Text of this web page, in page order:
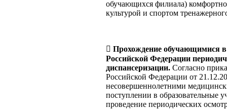
обучающихся филиала)
культурой и спортом
 Прохождение обучающимися в
Российской Федерации
диспансеризации. Согласно
Российской Федерации от
несовершеннолетними
поступлении в образовательные
проведение периодических